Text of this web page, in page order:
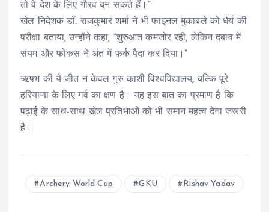
तो वे देश के लिए गौरव बन सकते हैं।”
खेल निदेशक डॉ. राजकुमार शर्मा ने भी फाइनल मुकाबले को धैर्य की
परीक्षा बताया, उन्होंने कहा, “शुरुआत कमजोर रही, लेकिन दबाव में
संयम और फोकस ने अंत में फर्क पैदा कर दिया।”
ऋषभ की ये जीत न केवल गुरु काशी विश्वविद्यालय, बल्कि पूरे
हरियाणा के लिए गर्व का क्षण है। यह इस बात का प्रमाण है कि
पढ़ाई के साथ-साथ खेल प्रतिभाओं को भी समान महत्व देना जरूरी
है।
Archery World Cup GKU Rishav Yadav